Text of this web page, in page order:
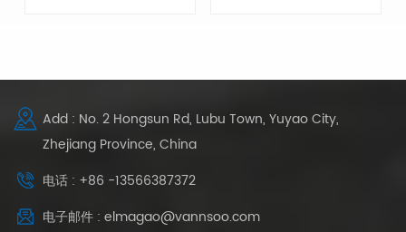
Add : No. 2 Hongsun Rd, Lubu Town, Yuyao City,
Zhejiang Province, China
电话 : +86 -13566387372
电子邮件 : elmagao@vannsoo.com